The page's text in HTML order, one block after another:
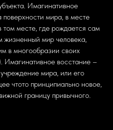
Имагинативное
поверхности мира, в месте
том месте, где рождается сам
мир человека,
в многообразии своих
Имагинативное восстание –
мира, или его
чтото принципиально новое,
границу привычного.